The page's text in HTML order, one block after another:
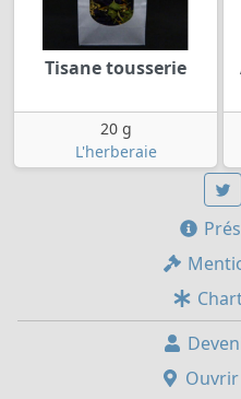
Tisane tousserie
20 g
L'herberaie